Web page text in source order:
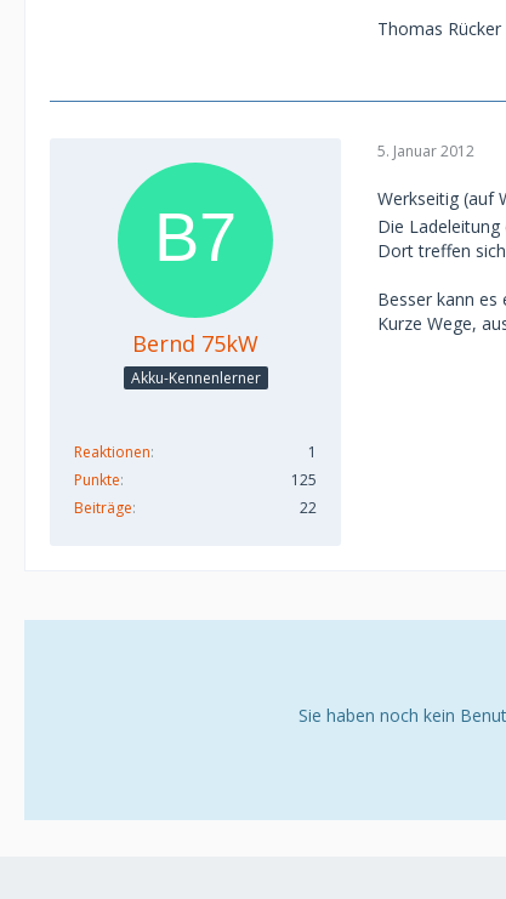
Thomas Rücker
Bernd 75kW
Akku-Kennenlerner
Reaktionen
1
Punkte
125
Beiträge
22
5. Januar 2012
Werkseitig (auf
Die
Dort treffen
Besser kann es
Kurze Wege,
Sie haben noch kein